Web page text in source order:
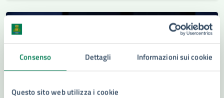
Consenso Dettagli Informazioni sui cookie
Questo sito web utilizza i cookie
30
2026